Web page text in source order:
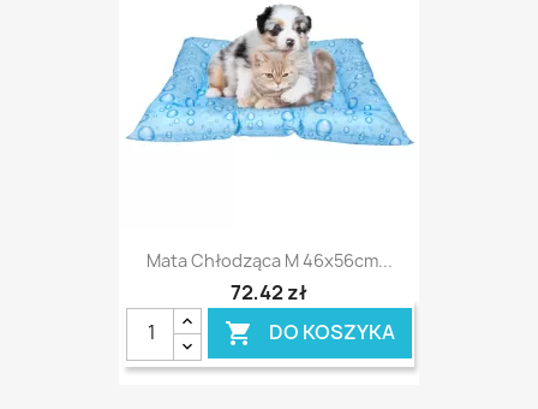
Mata Chłodząca M 46x56cm...
72,42 zł
 DO KOSZYKA